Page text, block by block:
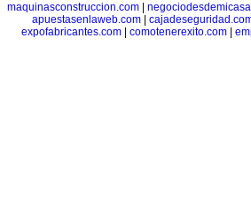
maquinasconstruccion.com
apuestasenlaweb.com
expofabricantes.com| comotenerexito.com|